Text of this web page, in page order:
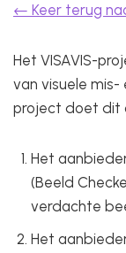
← Keer terug
Het VISAVIS-
van visuele
project doet dit
Het
(Beeld
verdachte
Het